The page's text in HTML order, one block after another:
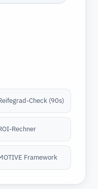
Check (90s)
Rechner
Framework